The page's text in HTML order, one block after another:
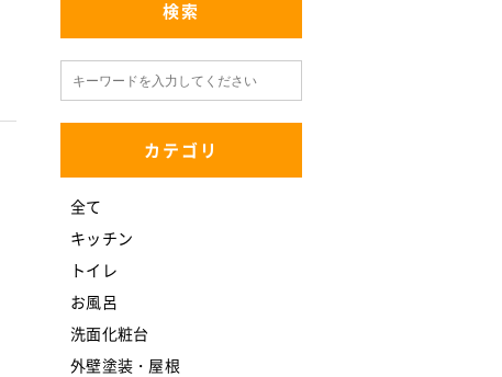
検索
カテゴリ
全て
キッチン
トイレ
お風呂
洗面化粧台
外壁塗装・屋根